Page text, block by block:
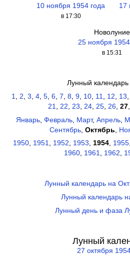
10 ноября 1954 года
в 17:30
17
Новолуние
25 ноября
в 15:31
Лунный
1
2 3 4, 5, 6, 7 8 9, 10, 11 12 13
21
22 23 24 25 26 27
Январь Февраль Март, Апрель
Сентябрь Октябрь
1950, 1951, 1952, 1953, 1954, 1955,
1960, 1961, 1962,
Лунный календарь на
Лунный календарь
Лунный день и фаза
Лунный
27 октября